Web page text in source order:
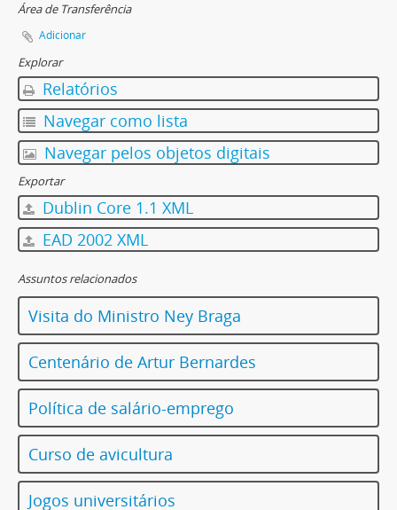
Área de Transferência
Adicionar
Explorar
Relatórios
Navegar como lista
Navegar pelos objetos digitais
Exportar
Dublin Core 1.1 XML
EAD 2002 XML
Assuntos relacionados
Visita do Ministro Ney Braga
Centenário de Artur Bernardes
Política de salário-emprego
Curso de avicultura
Jogos universitários